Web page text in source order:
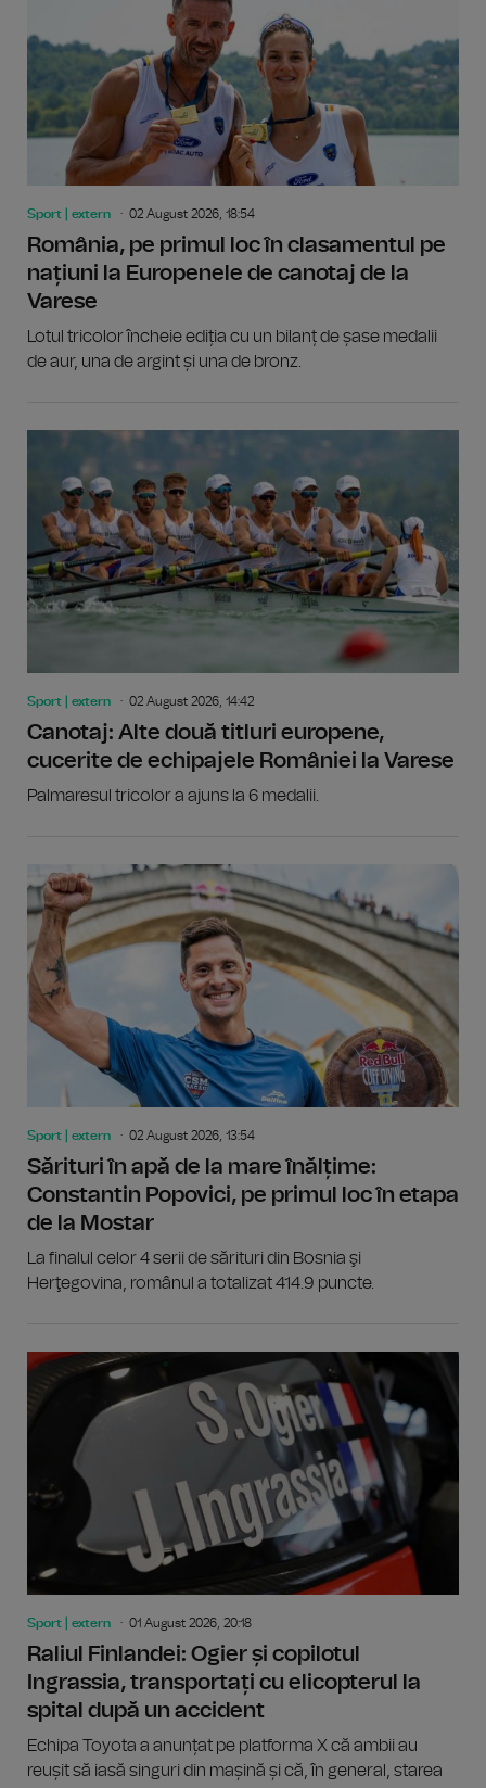
Sport | extern 02 August 2026, 18:54
România, pe primul loc în clasamentul pe
națiuni la Europenele de canotaj de la
Varese
Lotul tricolor încheie ediția cu un bilanț de șase medalii
de aur, una de argint și una de bronz.
Sport | extern 02 August 2026, 14:42
Canotaj: Alte două titluri europene,
cucerite de echipajele României la Varese
Palmaresul tricolor a ajuns la 6 medalii.
Sport | extern 02 August 2026, 13:54
Sărituri în apă de la mare înălțime:
Constantin Popovici, pe primul loc în etapa
de la Mostar
La finalul celor 4 serii de sărituri din Bosnia şi
Herţegovina, românul a totalizat 414.9 puncte.
Sport | extern 01 August 2026, 20:18
Raliul Finlandei: Ogier și copilotul
Ingrassia, transportați cu elicopterul la
spital după un accident
Echipa Toyota a anunțat pe platforma X că ambii au
reușit să iasă singuri din mașină și că, în general, starea